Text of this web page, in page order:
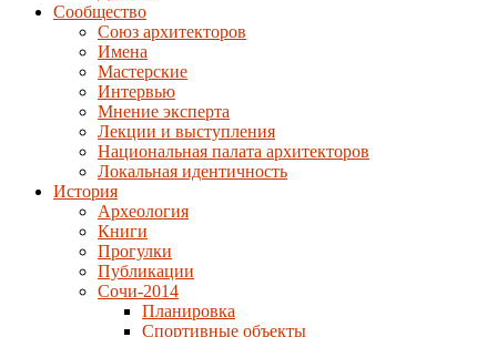
Сообщество
Союз архитекторов
Имена
Мастерские
Интервью
Мнение эксперта
Лекции и выступления
Национальная палата архитекторов
Локальная идентичность
История
Археология
Книги
Прогулки
Публикации
Сочи-2014
Планировка
Спортивные объекты